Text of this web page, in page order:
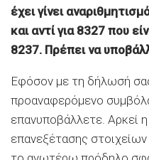
έχει γίνει
και αντί για 8327 που
8237. Πρέπει να
Εφόσον με τη δήλωσή
προαναφερόμενο
επανυποβάλλετε. Αρκεί
επανεξέτασης